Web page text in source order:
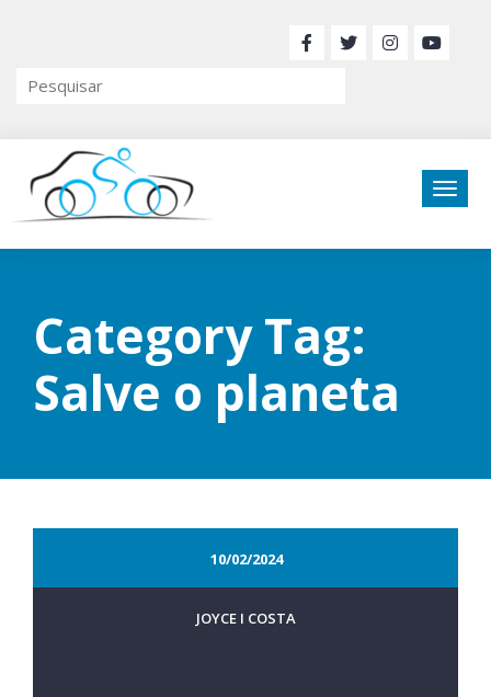
Category Tag:
Salve o planeta
10/02/2024
JOYCE I COSTA